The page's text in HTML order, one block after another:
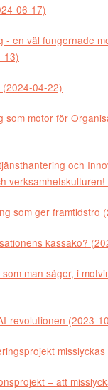
06-17)
- en väl fungernade
13)
(2024-04-22)
som motor för
och
som ger framtidstro
kassako?
man säger, i
revolutionen (2023-
– att